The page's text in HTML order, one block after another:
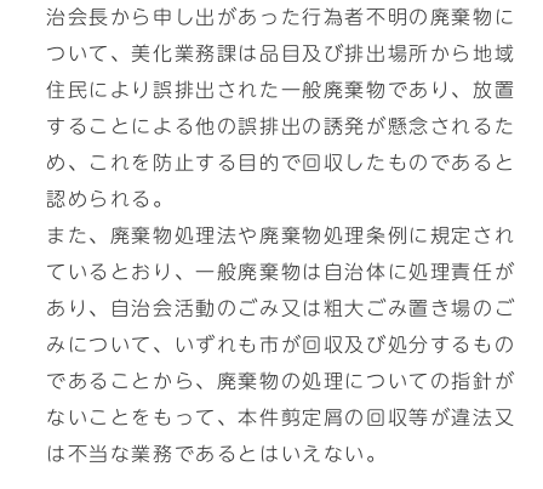
治会長から申し出があった行為者不明の廃棄物に
ついて、美化業務課は品目及び排出場所から地域
住民により誤排出された一般廃棄物であり、放置
することによる他の誤排出の誘発が懸念されるた
め、これを防止する目的で回収したものであると
認められる。
また、廃棄物処理法や廃棄物処理条例に規定され
ているとおり、一般廃棄物は自治体に処理責任が
あり、自治会活動のごみ又は粗大ごみ置き場のご
みについて、いずれも市が回収及び処分するもの
であることから、廃棄物の処理についての指針が
ないことをもって、本件剪定屑の回収等が違法又
は不当な業務であるとはいえない。